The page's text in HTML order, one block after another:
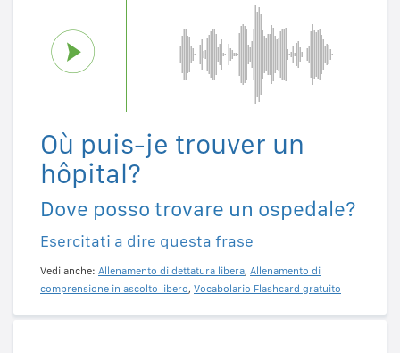
Où puis-je trouver un
hôpital?
Dove posso trovare un ospedale?
Esercitati a dire questa frase
Vedi anche: Allenamento di dettatura libera, Allenamento di
comprensione in ascolto libero, Vocabolario Flashcard gratuito